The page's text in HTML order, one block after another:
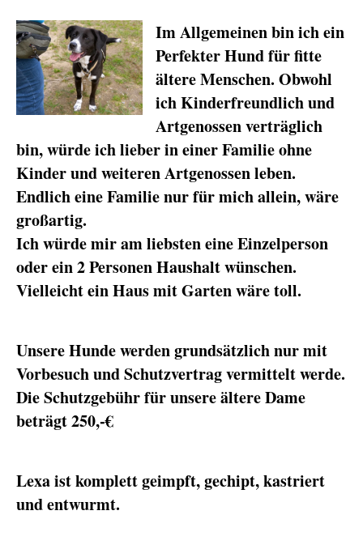
Im Allgemeinen bin ich ein
Perfekter Hund für fitte
ältere Menschen. Obwohl
ich Kinderfreundlich und
Artgenossen verträglich
bin, würde ich lieber in einer Familie ohne
Kinder und weiteren Artgenossen leben.
Endlich eine Familie nur für mich allein, wäre
großartig.
Ich würde mir am liebsten eine Einzelperson
oder ein 2 Personen Haushalt wünschen.
Vielleicht ein Haus mit Garten wäre toll.
Unsere Hunde werden grundsätzlich nur mit
Vorbesuch und Schutzvertrag vermittelt werde.
Die Schutzgebühr für unsere ältere Dame
beträgt 250,-€
Lexa ist komplett geimpft, gechipt, kastriert
und entwurmt.